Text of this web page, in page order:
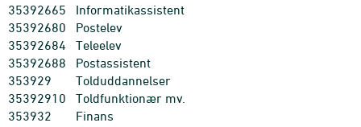
35392665
Informatikassistent
35392680
Postelev
35392684
Teleelev
35392688
Postassistent
353929
Tolduddannelser
35392910
Toldfunktionær mv.
353932
Finans